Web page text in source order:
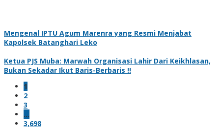
Mengenal IPTU Agum Marenra yang Resmi Menjabat
Kapolsek Batanghari Leko
Ketua PJS Muba: Marwah Organisasi Lahir Dari Keikhlasan,
Bukan Sekadar Ikut Baris-Berbaris !!
1
2
3
…
3,698